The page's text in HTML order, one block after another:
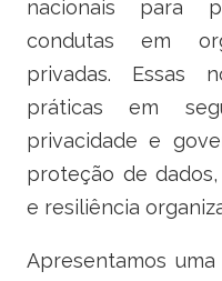
Ministério da Saúde
Ministério da Indústria, Comércio
Ministério de Minas e Energia
nacionais para
condutas em
privadas. Essas
práticas em
privacidade e
proteção de
e resiliência
Apresentamos